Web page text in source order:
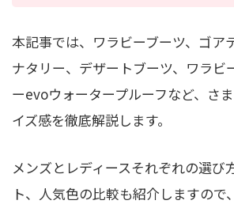
本記事では、ワラビーブーツ、ゴア
ナタリー、デザートブーツ、ワラビ
ーevoウォータープルーフなど、さ
イズ感を徹底解説します。
メンズとレディースそれぞれの選び
ト、人気色の比較も紹介しますので